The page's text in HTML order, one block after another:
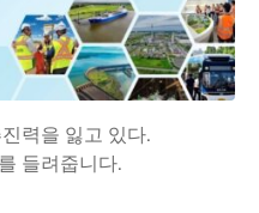
력을 잃고 있다.
들려줍니다.